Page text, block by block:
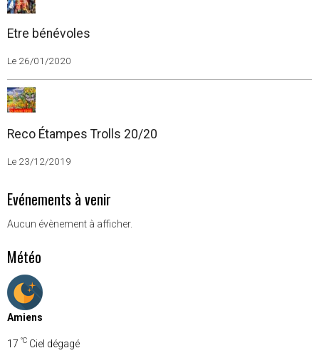
Etre bénévoles
Le 26/01/2020
Reco Étampes Trolls 20/20
Le 23/12/2019
Evénements à venir
Aucun évènement à afficher.
Météo
Amiens
17 °C Ciel dégagé